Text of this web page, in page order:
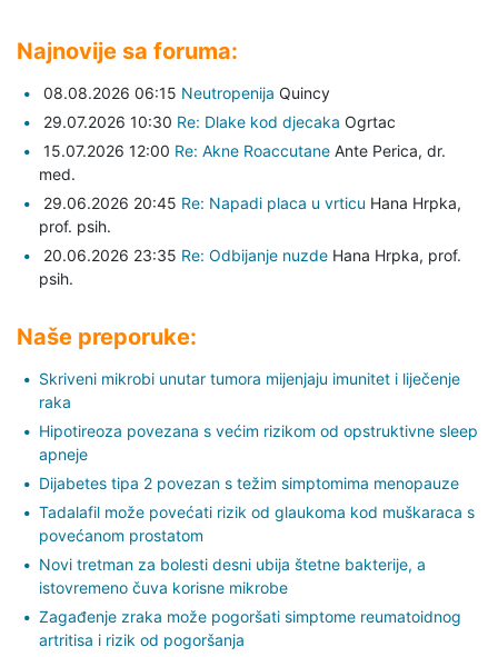
Najnovije sa foruma:
08.08.2026 06:15 Neutropenija Quincy
29.07.2026 10:30 Re: Dlake kod djecaka Ogrtac
15.07.2026 12:00 Re: Akne Roaccutane Ante Perica, dr.
med.
29.06.2026 20:45 Re: Napadi placa u vrticu Hana Hrpka,
prof. psih.
20.06.2026 23:35 Re: Odbijanje nuzde Hana Hrpka, prof.
psih.
Naše preporuke:
Skriveni mikrobi unutar tumora mijenjaju imunitet i liječenje
raka
Hipotireoza povezana s većim rizikom od opstruktivne sleep
apneje
Dijabetes tipa 2 povezan s težim simptomima menopauze
Tadalafil može povećati rizik od glaukoma kod muškaraca s
povećanom prostatom
Novi tretman za bolesti desni ubija štetne bakterije, a
istovremeno čuva korisne mikrobe
Zagađenje zraka može pogoršati simptome reumatoidnog
artritisa i rizik od pogoršanja